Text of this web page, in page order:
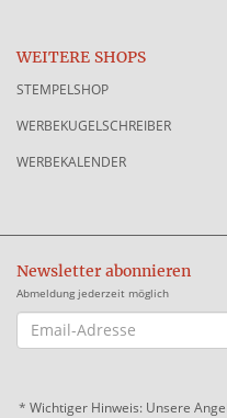
WEITERE SHOPS
STEMPELSHOP
WERBEKUGELSCHREIBER
WERBEKALENDER
Newsletter abonnieren
Abmeldung jederzeit möglich
EMAIL-
ADRESSE
* Wichtiger Hinweis: Unsere